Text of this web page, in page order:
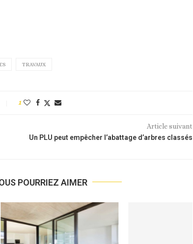
TRAVAUX
1
Article suivant
Un PLU peut empêcher l’abattage d’arbres classés
POURRIEZ AIMER